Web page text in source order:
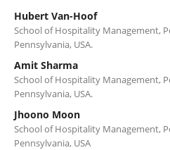
Hubert Van-Hoof
School of Hospitality Management,
Pennsylvania, USA.
Amit Sharma
School of Hospitality Management,
Pennsylvania, USA.
Jhoono Moon
School of Hospitality Management,
Pennsylvania, USA